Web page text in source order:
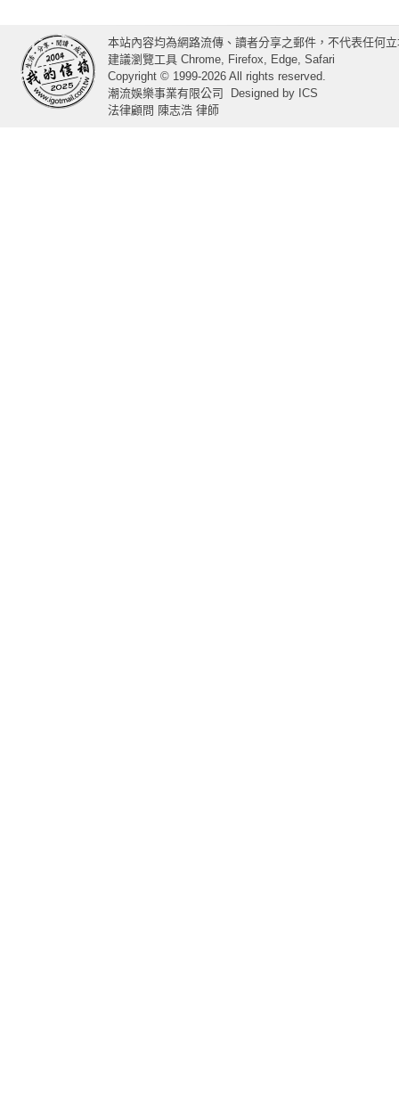
本站內容均為網路流傳、讀者分享之郵件，不代表任何
建議瀏覽工具 Chrome, Firefox, Edge, Safari
Copyright © 1999-2026 All rights reserved.
潮流娛樂事業有限公司
Designed by ICS
法律顧問 陳志浩 律師